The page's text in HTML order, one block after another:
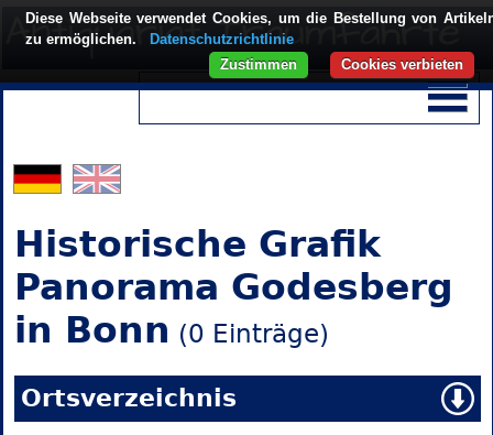
Historische Grafik
Panorama Godesberg
in Bonn (0 Einträge)
Ortsverzeichnis
Diese Webseite verwendet Cookies, um die Bestellung von
zu ermöglichen.
Datenschutzrichtlinie
Cookies verbieten
Zustimmen